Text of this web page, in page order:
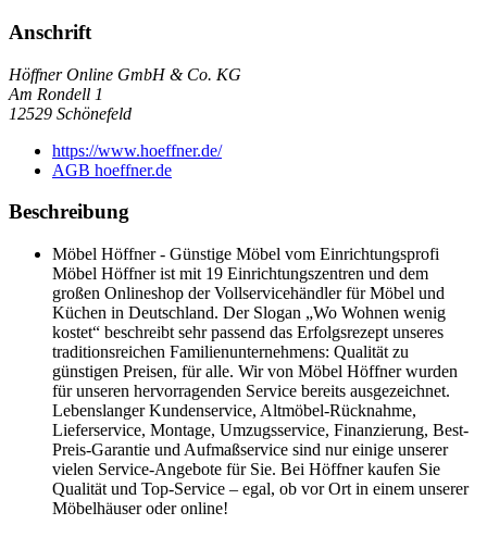
Anschrift
Höffner Online GmbH & Co. KG
Am Rondell 1
12529 Schönefeld
https://www.hoeffner.de/
AGB hoeffner.de
Beschreibung
Möbel Höffner - Günstige Möbel vom Einrichtungsprofi
Möbel Höffner ist mit 19 Einrichtungszentren und dem
großen Onlineshop der Vollservicehändler für Möbel und
Küchen in Deutschland. Der Slogan „Wo Wohnen wenig
kostet“ beschreibt sehr passend das Erfolgsrezept unseres
traditionsreichen Familienunternehmens: Qualität zu
günstigen Preisen, für alle. Wir von Möbel Höffner wurden
für unseren hervorragenden Service bereits ausgezeichnet.
Lebenslanger Kundenservice, Altmöbel-Rücknahme,
Lieferservice, Montage, Umzugsservice, Finanzierung, Best-
Preis-Garantie und Aufmaßservice sind nur einige unserer
vielen Service-Angebote für Sie. Bei Höffner kaufen Sie
Qualität und Top-Service – egal, ob vor Ort in einem unserer
Möbelhäuser oder online!